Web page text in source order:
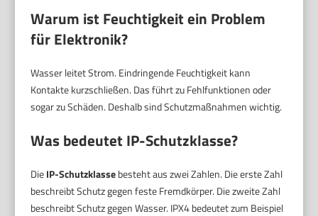
Warum ist Feuchtigkeit ein Problem
für Elektronik?
Wasser leitet Strom. Eindringende Feuchtigkeit kann
Kontakte kurzschließen. Das führt zu Fehlfunktionen oder
sogar zu Schäden. Deshalb sind Schutzmaßnahmen wichtig.
Was bedeutet IP-Schutzklasse?
DieIP-Schutzklassebesteht aus zwei Zahlen. Die erste Zahl
beschreibt Schutz gegen feste Fremdkörper. Die zweite Zahl
beschreibt Schutz gegen Wasser. IPX4 bedeutet zum Beispiel